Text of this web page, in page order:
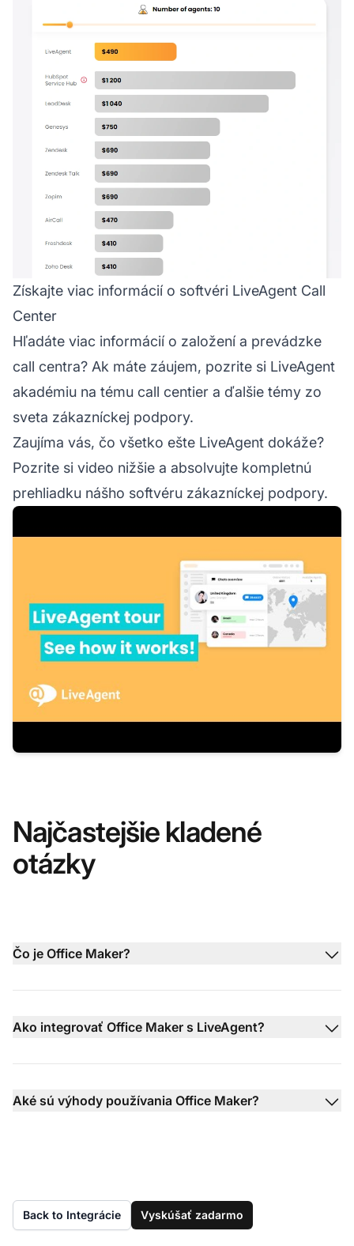
Získajte viac informácií o softvéri LiveAgent Call
Center
Hľadáte viac informácií o založení a prevádzke
call centra? Ak máte záujem, pozrite si LiveAgent
akadémiu na tému call centier a ďalšie témy zo
sveta zákazníckej podpory.
Zaujíma vás, čo všetko ešte LiveAgent dokáže?
Pozrite si video nižšie a absolvujte kompletnú
prehliadku nášho softvéru zákazníckej podpory.
Najčastejšie kladené
otázky
Čo je Office Maker?
Ako integrovať Office Maker s LiveAgent?
Aké sú výhody používania Office Maker?
Back to Integrácie Vyskúšať zadarmo